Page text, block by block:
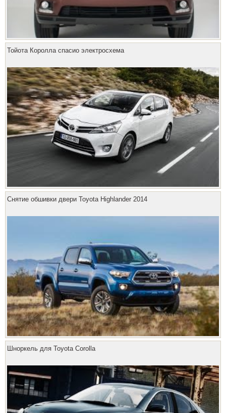
Тойота Королла спасио электросхема
Снятие обшивки двери Toyota Highlander 2014
Шноркель для Toyota Corolla